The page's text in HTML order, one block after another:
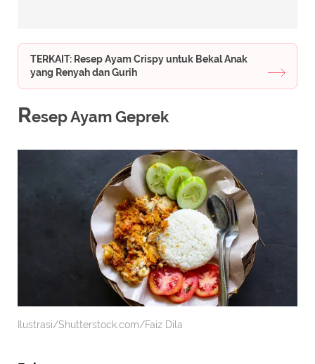
TERKAIT: Resep Ayam Crispy untuk Bekal Anak
yang Renyah dan Gurih
Resep Ayam Geprek
Ilustrasi/Shutterstock.com/Faiz Dila